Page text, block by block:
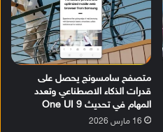
متصفح سامسونج يحصل على
قدرات الذكاء الاصطناعي وتعدد
المهام في تحديث One UI 9
16 مارس 2026